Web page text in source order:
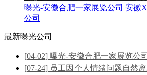
曝光-安徽合肥一家展览公司 安徽
公司
最新曝光公司
[04-02] 曝光-安徽合肥一家展览公
[07-24] 员工因个人情绪问题自然